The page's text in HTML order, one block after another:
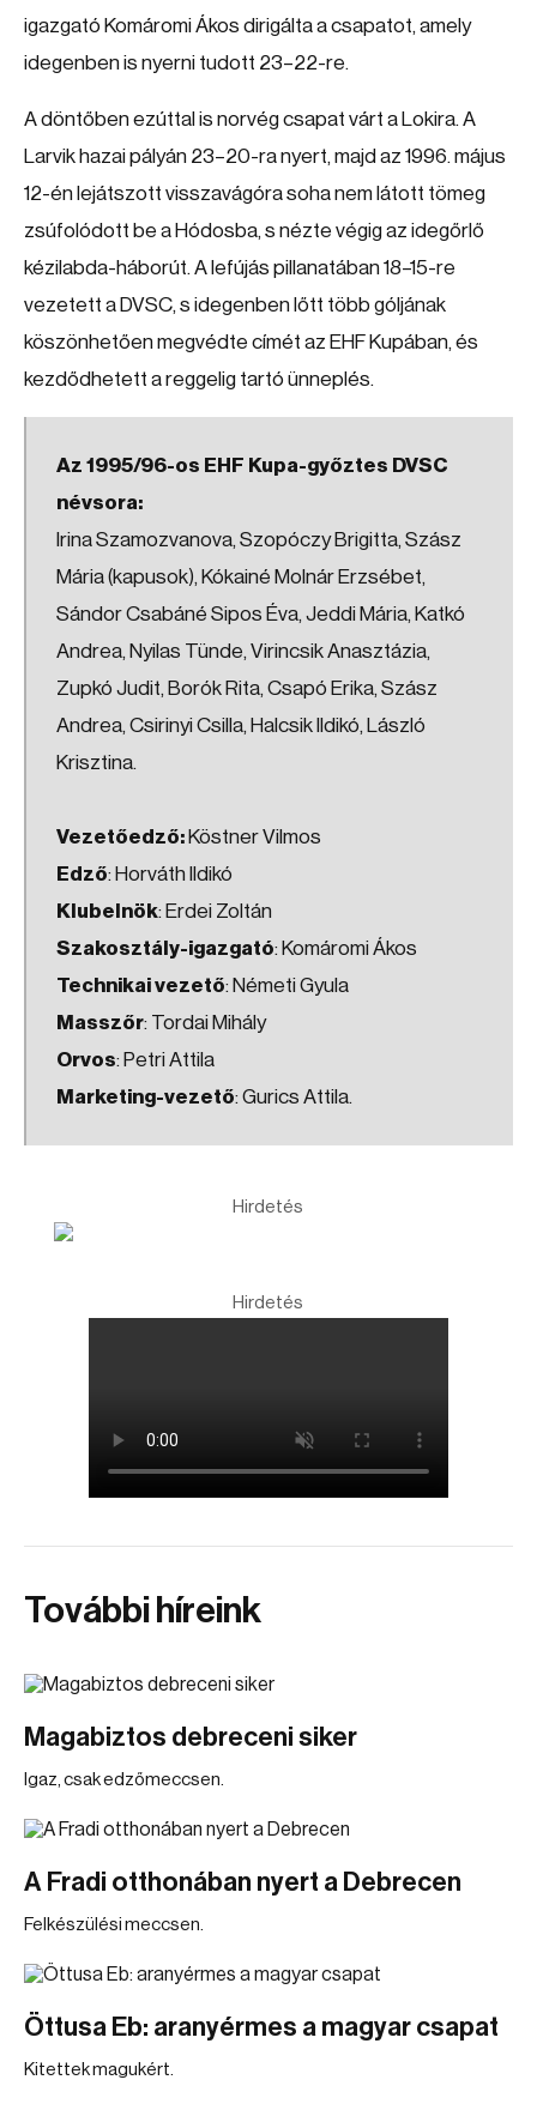
igazgató Komáromi Ákos dirigálta a csapatot, amely
idegenben is nyerni tudott 23–22-re.
A döntőben ezúttal is norvég csapat várt a Lokira. A
Larvik hazai pályán 23–20-ra nyert, majd az 1996. május
12-én lejátszott visszavágóra soha nem látott tömeg
zsúfolódott be a Hódosba, s nézte végig az idegőrlő
kézilabda-háborút. A lefújás pillanatában 18–15-re
vezetett a DVSC, s idegenben lőtt több góljának
köszönhetően megvédte címét az EHF Kupában, és
kezdődhetett a reggelig tartó ünneplés.
Az 1995/96-os EHF Kupa-győztes DVSC
névsora:
Irina Szamozvanova, Szopóczy Brigitta, Szász
Mária (kapusok), Kókainé Molnár Erzsébet,
Sándor Csabáné Sipos Éva, Jeddi Mária, Katkó
Andrea, Nyilas Tünde, Virincsik Anasztázia,
Zupkó Judit, Borók Rita, Csapó Erika, Szász
Andrea, Csirinyi Csilla, Halcsik Ildikó, László
Krisztina.
Vezetőedző: Köstner Vilmos
Edző: Horváth Ildikó
Klubelnök: Erdei Zoltán
Szakosztály-igazgató: Komáromi Ákos
Technikai vezető: Németi Gyula
Masszőr: Tordai Mihály
Orvos: Petri Attila
Marketing-vezető: Gurics Attila.
Hirdetés
Hirdetés
További híreink
Magabiztos debreceni siker
Igaz, csak edzőmeccsen.
A Fradi otthonában nyert a Debrecen
Felkészülési meccsen.
Öttusa Eb: aranyérmes a magyar csapat
Kitettek magukért.